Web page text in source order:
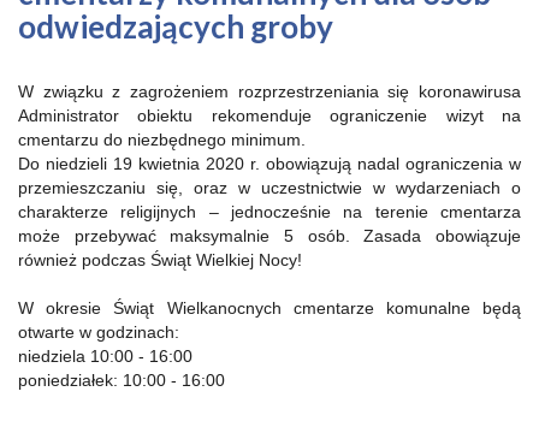
odwiedzających groby
W związku z zagrożeniem rozprzestrzeniania się koronawirusa
Administrator obiektu rekomenduje ograniczenie wizyt na
cmentarzu do niezbędnego minimum.
Do niedzieli 19 kwietnia 2020 r. obowiązują nadal ograniczenia w
przemieszczaniu się, oraz w uczestnictwie w wydarzeniach o
charakterze religijnych – jednocześnie na terenie cmentarza
może przebywać maksymalnie 5 osób. Zasada obowiązuje
również podczas Świąt Wielkiej Nocy!
W okresie Świąt Wielkanocnych cmentarze komunalne będą
otwarte w godzinach:
niedziela 10:00 - 16:00
poniedziałek: 10:00 - 16:00